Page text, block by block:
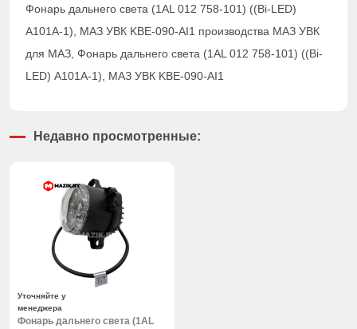
Фонарь дальнего света (1AL 012 758-101) ((Bi-LED)
A101A-1), МАЗ УВК KBE-090-AI1 производства МАЗ УВК
для МАЗ, Фонарь дальнего света (1AL 012 758-101) ((Bi-
LED) A101A-1), МАЗ УВК KBE-090-AI1
Недавно просмотренные:
Фонарь дальнего света (1AL
Уточняйте у
менеджера